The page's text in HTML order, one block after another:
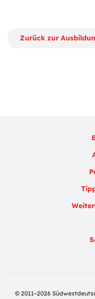
Zurück zur
© 2011–2026